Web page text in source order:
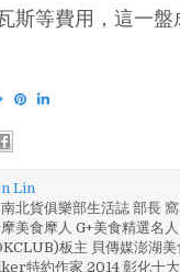
斯等費用，這一
Lin
北貨俱樂部生活誌 部長
摩美食摩人 G+美食精選名
板主 貝傳媒澎湖
特約作家 2014 彰化十